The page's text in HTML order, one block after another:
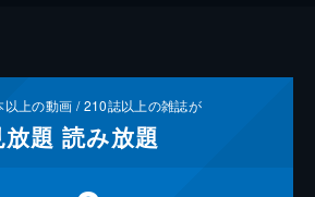
以上の動画 /210誌以上の雑誌が
放題 読み放題